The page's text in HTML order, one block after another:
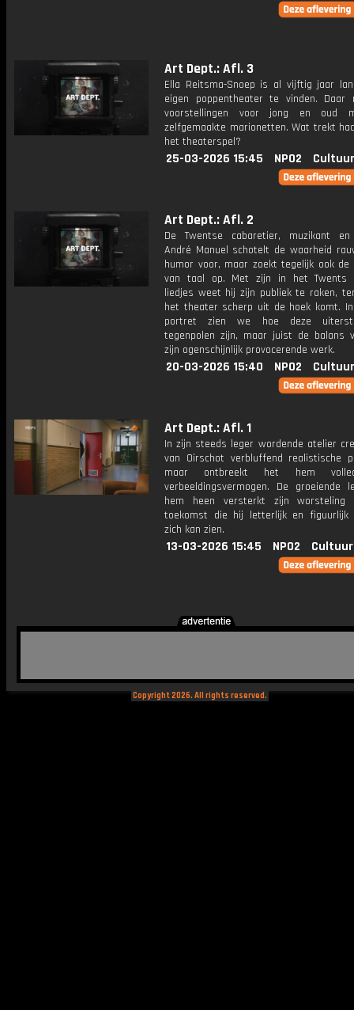
Art Dept.: Afl. 3
Ella Reitsma-Snoep is al vijftig jaar
eigen poppentheater te vinden. Daar
voorstellingen voor jong en oud
zelfgemaakte marionetten. Wat trekt
het theaterspel?
25-03-2026 15:45 NPO2
Art Dept.: Afl. 2
De Twentse cabaretier, muzikant
André Manuel schotelt de waarheid
humor voor, maar zoekt tegelijk ook de
van taal op. Met zijn in het Twents
liedjes weet hij zijn publiek te raken,
het theater scherp uit de hoek komt.
portret zien we hoe deze
tegenpolen zijn, maar juist de balans
zijn ogenschijnlijk provocerende werk.
20-03-2026 15:40 NPO2
Art Dept.: Afl. 1
In zijn steeds leger wordende atelier
van Oirschot verbluffend realistische
maar ontbreekt het hem
verbeeldingsvermogen. De groeiende
hem heen versterkt zijn worsteling
toekomst die hij letterlijk en figuurlijk
zich kan zien.
13-03-2026 15:45 NPO2
Copyright 2026. All rights reserved.